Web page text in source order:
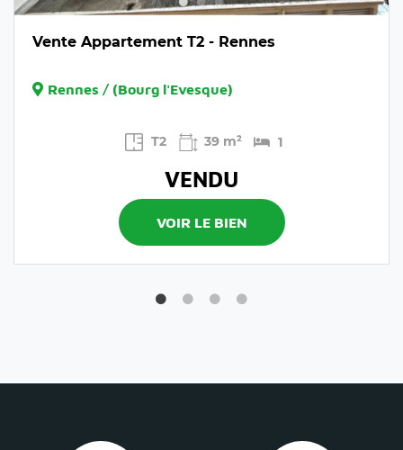
Vente Appartement T2 - Rennes
Rennes / (Bourg l'Evesque)
T2 39 m² 1
VENDU
VOIR LE BIEN